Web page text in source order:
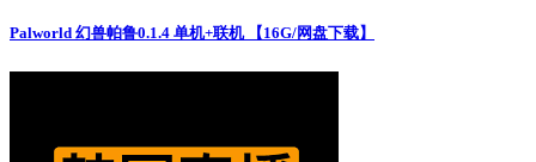
Palworld 幻兽帕鲁0.1.4 单机+联机 【16G/网盘下载】